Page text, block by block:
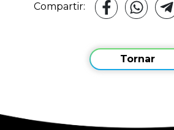
Compartir:
Tornar